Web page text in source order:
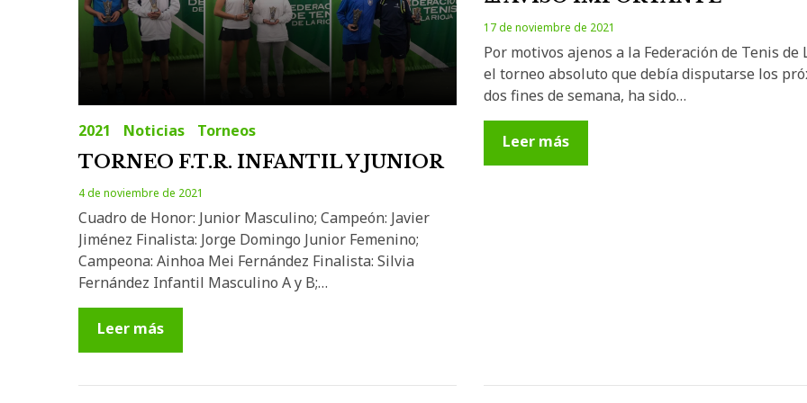
2021 Noticias Torneos
TORNEO F.T.R. INFANTIL Y JUNIOR
4 de noviembre de 2021
Cuadro de Honor: Junior Masculino; Campeón: Javier
Jiménez Finalista: Jorge Domingo Junior Femenino;
Campeona: Ainhoa Mei Fernández Finalista: Silvia
Fernández Infantil Masculino A y B;…
Leer más
17 de noviembre de 2021
Por motivos ajenos a la Federación de Tenis de
el torneo absoluto que debía disputarse los
dos fines de semana, ha sido…
Leer más